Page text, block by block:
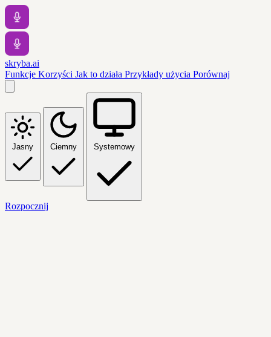
skryba.ai
Funkcje Korzyści Jak to działa Przykłady użycia Porównaj
Jasny Ciemny Systemowy
Rozpocznij